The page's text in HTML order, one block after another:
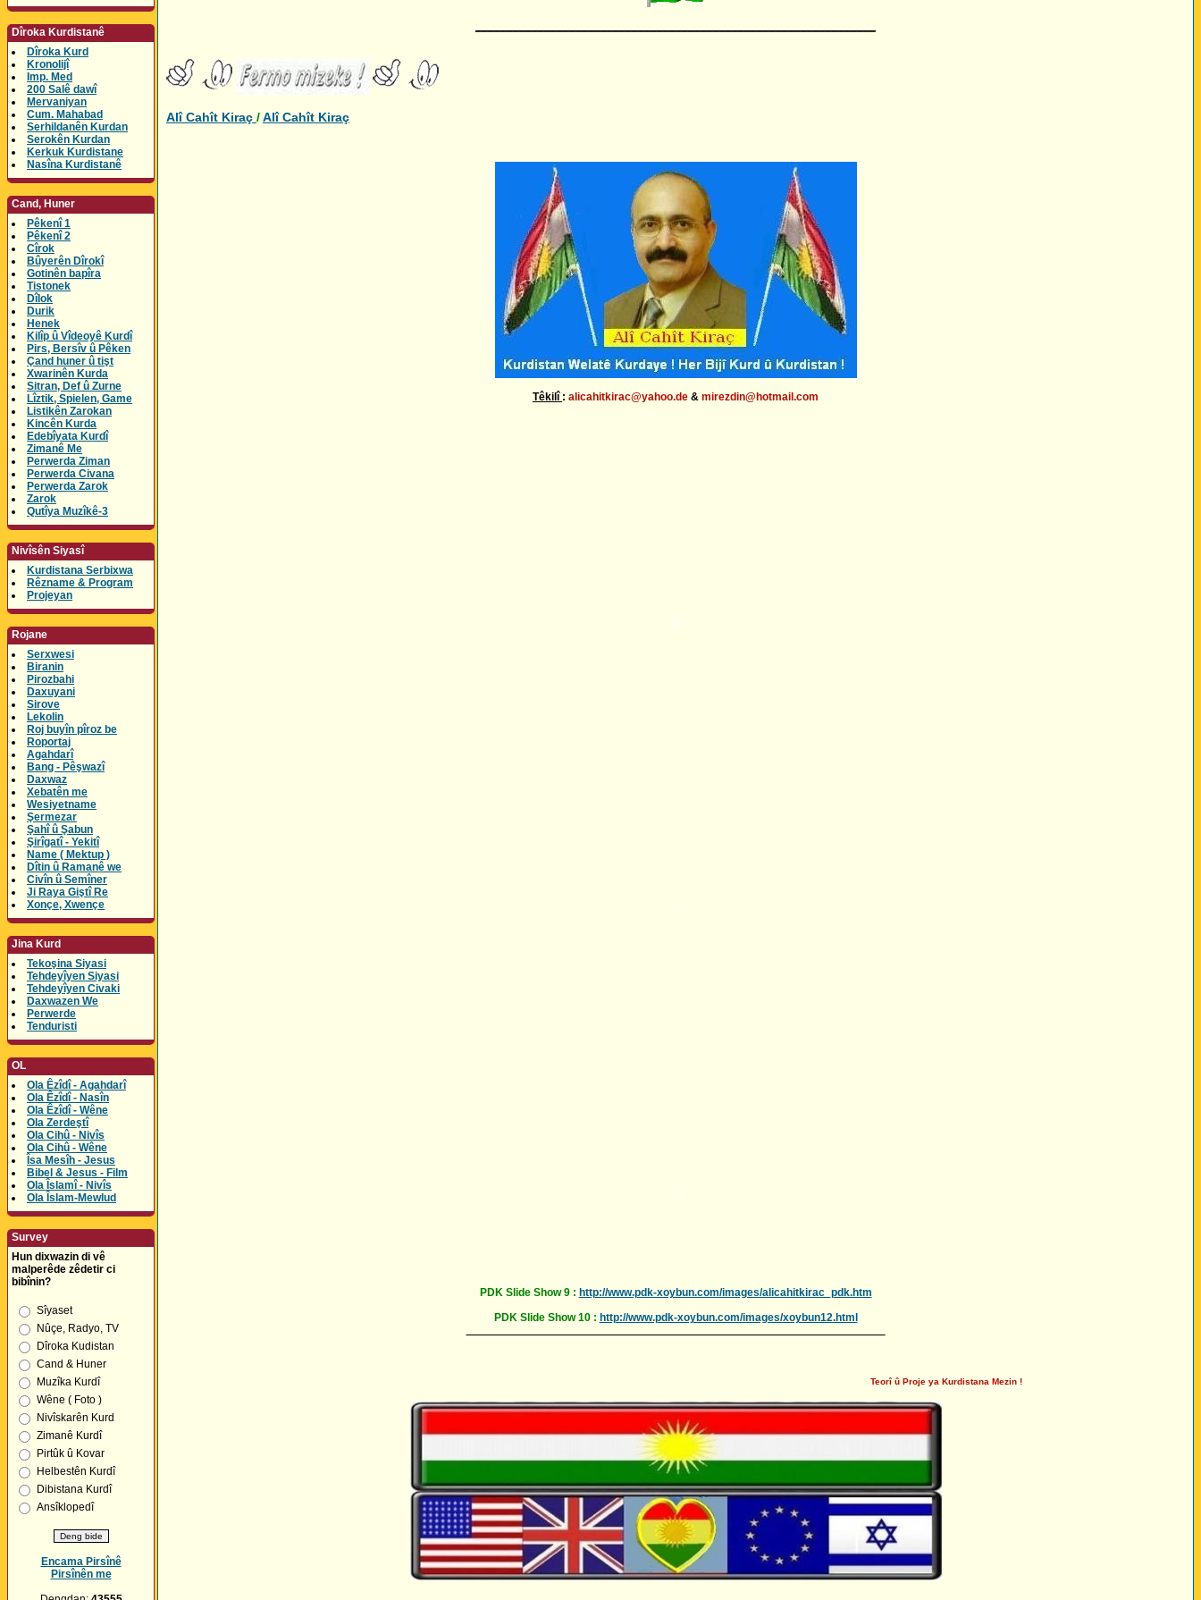
Dîroka Kurdistanê
Dîroka Kurd
Kronolijî
Imp. Med
200 Salê dawî
Mervaniyan
Cum. Mahabad
Serhildanên Kurdan
Serokên Kurdan
Kerkuk Kurdistane
Nasîna Kurdistanê
Cand, Huner
Pêkenî 1
Pêkenî 2
Cîrok
Bûyerên Dîrokî
Gotinên bapîra
Tistonek
Dîlok
Durik
Henek
Kilîp û Vîdeoyê Kurdî
Pirs, Bersîv û Pêken
Çand huner û tişt
Xwarinên Kurda
Sitran, Def û Zurne
Lîztik, Spielen, Game
Listikên Zarokan
Kincên Kurda
Edebîyata Kurdî
Zimanê Me
Perwerda Ziman
Perwerda Civana
Perwerda Zarok
Zarok
Qutîya Muzîkê-3
Nivîsên Siyasî
Kurdistana Serbixwa
Rêzname & Program
Projeyan
Rojane
Serxwesi
Biranin
Pirozbahi
Daxuyani
Sirove
Lekolin
Roj buyîn pîroz be
Roportaj
Agahdarî
Bang - Pêşwazî
Daxwaz
Xebatên me
Wesiyetname
Şermezar
Şahî û Şabun
Şirîgatî - Yekitî
Name ( Mektup )
Dîtin û Ramanê we
Civîn û Semîner
Ji Raya Giştî Re
Xonçe, Xwençe
Jina Kurd
Tekoşina Siyasi
Tehdeyîyen Siyasi
Tehdeyîyen Civaki
Daxwazen We
Perwerde
Tenduristi
OL
Ola Êzîdî - Agahdarî
Ola Êzîdî - Nasîn
Ola Êzîdî - Wêne
Ola Zerdeştî
Ola Cihû - Nivîs
Ola Cihû - Wêne
Îsa Mesîh - Jesus
Bibel & Jesus - Film
Ola Îslamî - Nivîs
Ola Îslam-Mewlud
Survey
Hun dixwazin di vê
malperêde zêdetir ci
bibînin?
Sîyaset
Nûçe, Radyo, TV
Dîroka Kudistan
Cand & Huner
Muzîka Kurdî
Wêne ( Foto )
Nivîskarên Kurd
Zimanê Kurdî
Pirtûk û Kovar
Helbestên Kurdî
Dibistana Kurdî
Ansîklopedî
Encama Pirsînê
Pirsînên me
Alî Cahît Kiraç /Alî Cahît Kiraç
Têkilî : alicahitkirac@yahoo.de & mirezdin@hotmail.com
PDK Slide Show 9 : http://www.pdk-xoybun.com/images/alicahitkirac_pdk.htm
PDK Slide Show 10 : http://www.pdk-xoybun.com/images/xoybun12.html
Teorî û Proje ya Kurdistana Mezin !